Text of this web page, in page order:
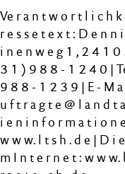
Ve r a n t w o r t l i c h
r e s s e t e x t : D e n n
i n e n w e g 1 , 2 4 1 0
3 1 ) 9 8 8 - 1 2 4 0 |
9 8 8 - 1 2 3 9 | E - M a
u f t r a g t e @ l a n d t
i e n i n f o r m a t i o n
w w w. l t s h . d e | D i
m I n t e r n e t : w w w.